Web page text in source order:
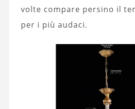
volte compare persino il
per i più audaci.